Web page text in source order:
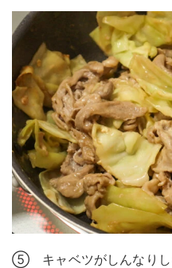
⑤ キャベツがしんなりし